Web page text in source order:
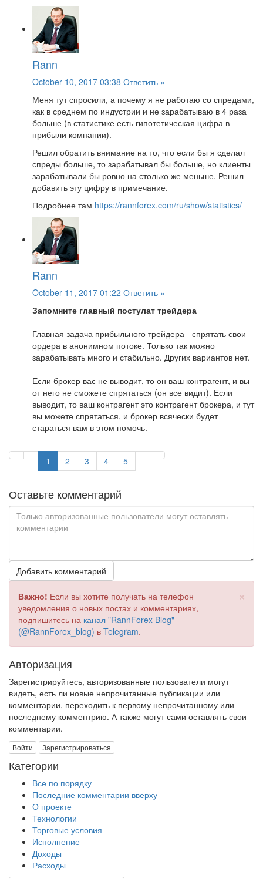
Rann
October 10, 2017 03:38 Ответить »
Меня тут спросили, а почему я не работаю со спредами,
как в среднем по индустрии и не зарабатываю в 4 раза
больше (в статистике есть гипотетическая цифра в
прибыли компании).
Решил обратить внимание на то, что если бы я сделал
спреды больше, то зарабатывал бы больше, но клиенты
зарабатывали бы ровно на столько же меньше. Решил
добавить эту цифру в примечание.
Подробнее там https://rannforex.com/ru/show/statistics/
Rann
October 11, 2017 01:22 Ответить »
Запомните главный постулат трейдера
Главная задача прибыльного трейдера - спрятать свои
ордера в анонимном потоке. Только так можно
зарабатывать много и стабильно. Других вариантов нет.
Если брокер вас не выводит, то он ваш контрагент, и вы
от него не сможете спрятаться (он все видит). Если
выводит, то ваш контрагент это контрагент брокера, и тут
вы можете спрятаться, и брокер всячески будет
стараться вам в этом помочь.
1 2 3 4 5
Оставьте комментарий
Добавить комментарий
×
Важно! Если вы хотите получать на телефон
уведомления о новых постах и комментариях,
подпишитесь на канал "RannForex Blog"
(@RannForex_blog) в Telegram.
Авторизация
Зарегистрируйтесь, авторизованные пользователи могут
видеть, есть ли новые непрочитанные публикации или
комментарии, переходить к первому непрочитанному или
последнему комментрию. А также могут сами оставлять свои
комментарии.
Войти Зарегистрироваться
Категории
Все по порядку
Последние комментарии вверху
О проекте
Технологии
Торговые условия
Исполнение
Доходы
Расходы